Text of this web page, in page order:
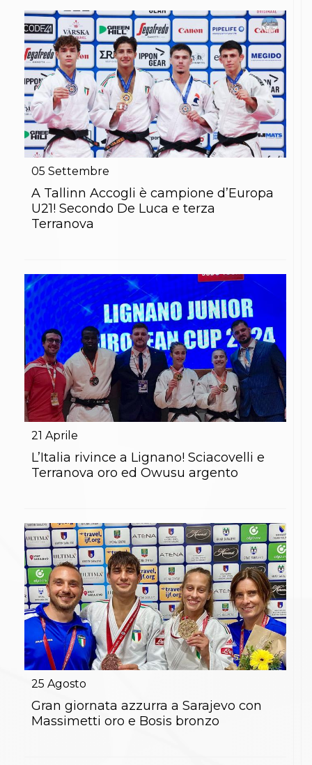
La disciplina
News
Gare e Risultati
Attività Didattica
Albi Federali
Arti marziali
Aikido
Ju Jitsu
Sumo
Capoeira
Grappling
BJJ
Pancrazio/Pankration
S'istrumpa
News
Calendario Attività
Difesa Personale MGA
Merchandising
Mappa del sito
Cerca
Contatti
News
Cookies Accept
Newsletter
Catalogo formativo
Webinar
Corsi Monotematici
Corsi di Specializzazione
Corsi FIJLKAM-FISDIR
Edutraining class - Didattica infantile
Corso dirigenti sportivi
Corso Direttore di Gara
News
Modulistica
FAQ
Quesiti fiscali
Sostenibilità
Documenti
05 Settembre
A Tallinn Accogli è campione d’Europa
U21! Secondo De Luca e terza
Terranova
21 Aprile
L’Italia rivince a Lignano! Sciacovelli e
Terranova oro ed Owusu argento
25 Agosto
Gran giornata azzurra a Sarajevo con
Massimetti oro e Bosis bronzo